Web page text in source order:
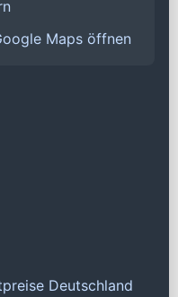
Maps öffnen
Deutschland